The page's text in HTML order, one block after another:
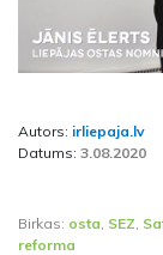
Autors: irliepaja.lv
Datums: 3.08.2020
Birkas: osta SEZ
reforma